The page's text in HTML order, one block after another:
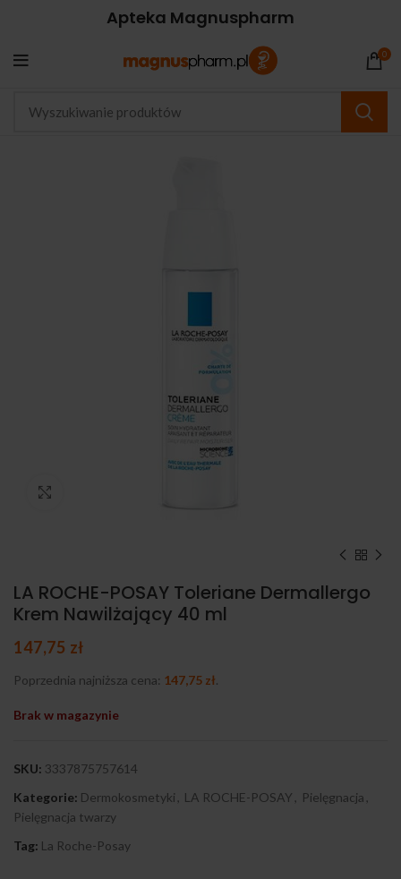
Apteka Magnuspharm
0
LA ROCHE-POSAY Toleriane Dermallergo
Krem Nawilżający 40 ml
147,75 zł
Poprzednia najniższa cena: 147,75 zł.
Brak w magazynie
SKU: 3337875757614
Kategorie: Dermokosmetyki LA ROCHE-POSAY Pielęgnacja
Pielęgnacja twarzy
Tag: La Roche-Posay